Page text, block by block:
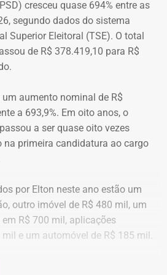
ainda impedem as mulheres de
batalha. A vergonha e o medo.
mais do que coragem para seguir
à violência doméstica. Pois
viva e estar ao lado do
vai acontecer com ela depois
Afinal, há o receio que alguma
o agressor, de alguma forma,
as agrssões se tornarem
Cristiane cita qual o principal
que as autoridades
é muito boa. Eu fui salva graças a
cresceu quase 694% entre as
segundo dados do sistema
Superior Eleitoral (TSE). O total
de R$ 378.419,10 para R$
aumento nominal de R$
a 693,9%. Em oito anos, o
a ser quase oito vezes
na primeira candidatura ao cargo
por Elton neste ano estão um
outro imóvel de R$ 480 mil, um
R$ 700 mil, aplicações
e um automóvel de R$ 185 mil.